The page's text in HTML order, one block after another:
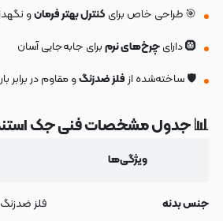
🎯 طراحی خاص برای کنترل بهتر فرمانو
🛞 دارای
چرخ‌های نرمبرای جابه‌جایی آسان
🛡️ ساخته‌شده از فلز ضدزنگو مقاوم در برابر بار
📊 جدول مشخصات فنی جک
ویژگی‌ها
جنس بدنه فلز